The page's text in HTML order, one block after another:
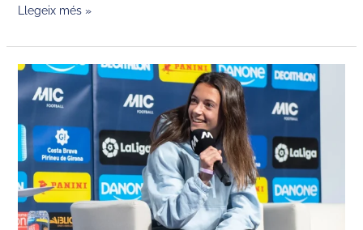
Llegeix més »
AIIITANA,
Ballon